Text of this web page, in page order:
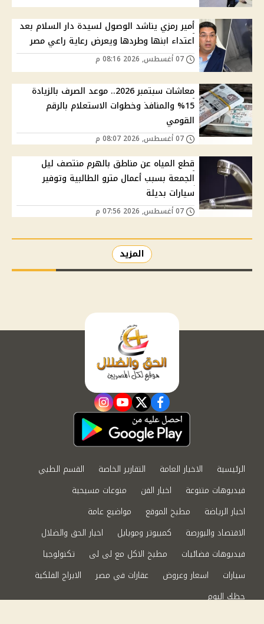
أمير رمزي يناشد الوصول لسيدة دار السلام بعد
اعتداء ابنها وطردها ويعرض رعاية راعي مصر
معاشات سبتمبر 2026.. موعد الصرف بالزيادة
15% والمنافذ وخطوات الاستعلام بالرقم
القومي
قطع المياه عن مناطق بالهرم منتصف ليل
الجمعة بسبب أعمال مترو الطالبية وتوفير
سيارات بديلة
المزيد
facebook
twitter
youtube
instagram
الرئيسية الاخبار العامة التقارير الخاصة
القسم الطبي
فيديوهات متنوعة
اخبار الفن
منوعات مسيحية
اخبار الرياضة
مطبخ الموقع
مواضيع عامة
الاقتصاد والبورصة
كمبيوتر وموبايل
اخبار الحق والضلال
فيديوهات فضائيات
مطبخ الاكل مع لى لى
تكنولوجيا
سيارات
اسعار وعروض عقارات في مصر
الابراج الفلكية
حظك اليوم